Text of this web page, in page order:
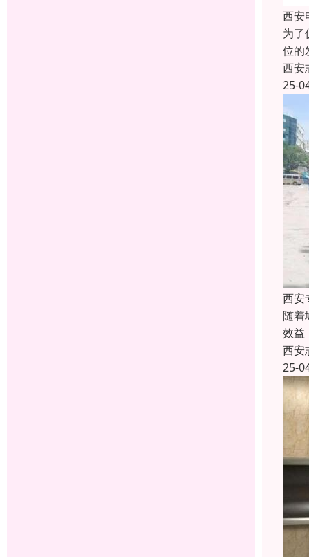
西安
为了
位的
西安
25-
西安
随着
效益
西安
25-